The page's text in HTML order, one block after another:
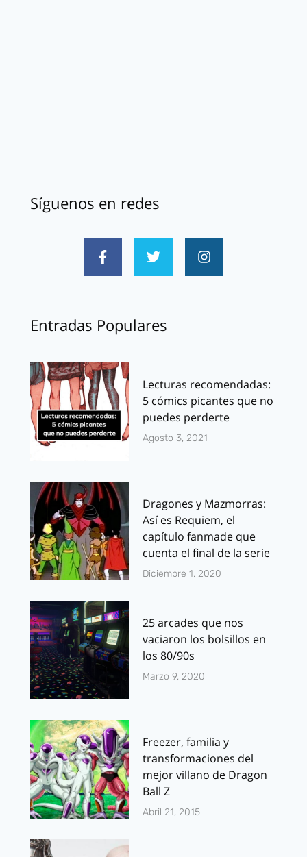
Síguenos en redes
Entradas Populares
Lecturas recomendadas:
5 cómics picantes que no
puedes perderte
Agosto 3, 2021
Dragones y Mazmorras:
Así es Requiem, el
capítulo fanmade que
cuenta el final de la serie
Diciembre 1, 2020
25 arcades que nos
vaciaron los bolsillos en
los 80/90s
Marzo 9, 2020
Freezer, familia y
transformaciones del
mejor villano de Dragon
Ball Z
Abril 21, 2015